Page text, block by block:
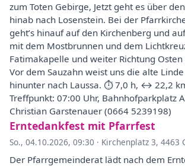
zum Toten Gebirge, Jetzt geht es über
hinab nach Losenstein. Bei der
geht’s hinauf auf den Kirchenberg und
mit dem Mostbrunnen und dem
Fatimakapelle und weiter Richtung Osten
Vor dem Sauzahn weist uns die alte
hinunter nach Laussa. ⏱ 7,0 h, ↔︎ 22,2
Treffpunkt: 07:00 Uhr, Bahnhofparkplatz
Christian Garstenauer (0664 5239198)
Erntedankfest mit Pfarrfest
So., 04.10.2026, 09:30 · Kirchenplatz 3, 4463
Der Pfarrgemeinderat lädt nach dem